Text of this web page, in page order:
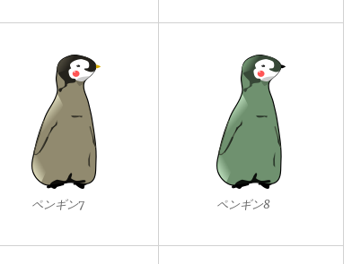
ペンギン7
ペンギン8